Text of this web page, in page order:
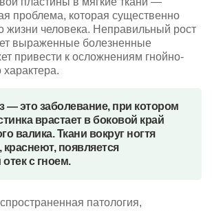
проблема, которая существенно
жизни человека. Неправильный рост
выраженные болезненные
привести к осложнениям гнойно-
характера.
— это заболевание, при котором
врастает в боковой край
валика. Ткани вокруг ногтя
появляется
с гноем.
патология,